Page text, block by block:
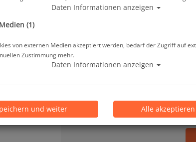
459,00 €*
Lieferbar in 3-5 Werktagen, der
Prämienpunkte: 459
Stk.
Daten Informationen anzeigen
(1)
von externen Medien akzeptiert werden, bedarf der Zugriff auf
Zustimmung mehr.
Daten Informationen anzeigen
und weiter Alle akzeptieren